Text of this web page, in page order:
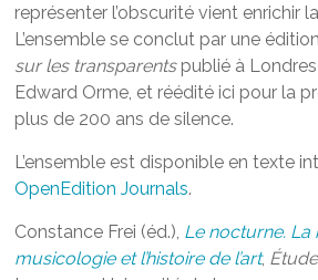
représenter l’obscurité vient enrichir
L’ensemble se conclut par une
sur les transparentspublié à
Edward Orme, et réédité ici pour la
plus de 200 ans de silence.
L’ensemble est disponible en texte
OpenEdition Journals.
Constance Frei (éd.), Le nocturne. La
musicologie et l’histoire de l’art,